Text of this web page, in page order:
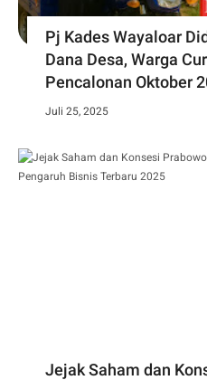
Pj Kades Wayaloar
Dana Desa, Warga
Pencalonan Oktober
Juli 25, 2025
Jejak Saham dan